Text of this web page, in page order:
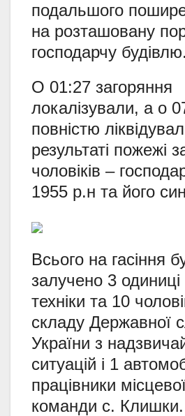
подальшого
на розташовану
господарчу будівлю.
О 01:27 загоряння
локалізували, а о
повністю
результаті пожежі
чоловіків –
1955 р.н та його
Всього на гасіння
залучено 3 одиниці
техніки та 10
складу Державної
України з
ситуацій і 1
працівники
команди с. Клишки.